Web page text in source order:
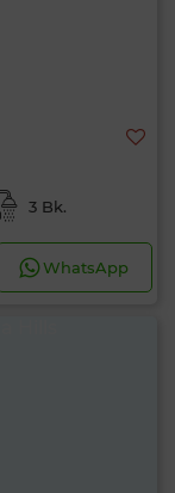
3 Bk.
WhatsApp